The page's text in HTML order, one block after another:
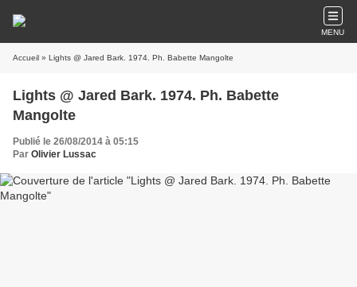
MENU
Accueil » Lights @ Jared Bark. 1974. Ph. Babette Mangolte
Lights @ Jared Bark. 1974. Ph. Babette
Mangolte
Publié le 26/08/2014 à 05:15
Par Olivier Lussac